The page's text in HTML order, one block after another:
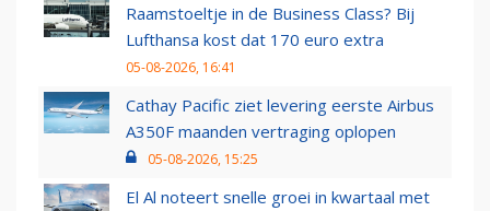
Raamstoeltje in de Business Class? Bij
Lufthansa kost dat 170 euro extra
05-08-2026, 16:41
Cathay Pacific ziet levering eerste Airbus
A350F maanden vertraging oplopen
05-08-2026, 15:25
El Al noteert snelle groei in kwartaal met